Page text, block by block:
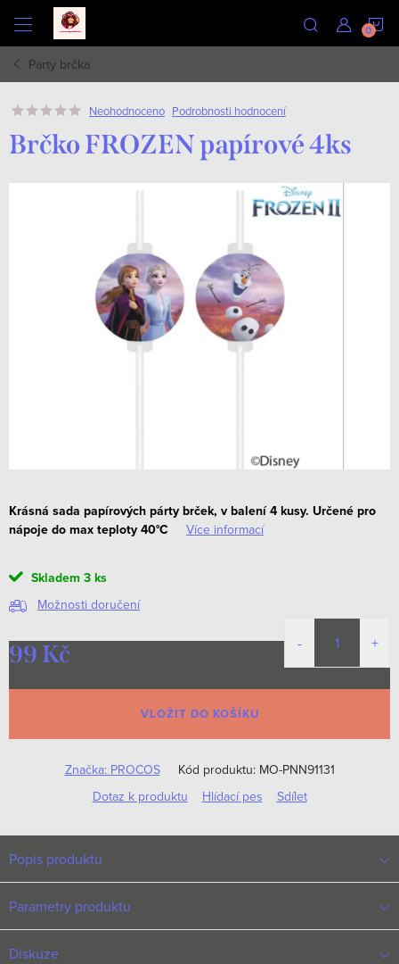
obsah
Party brčka
Neohodnoceno Podrobnosti hodnocení
Brčko FROZEN papírové 4ks
Krásná sada papírových párty brček, v balení 4 kusy. Určené pro
nápoje do max teploty 40°C
Více informací
Skladem 3 ks
Možnosti doručení
99 Kč
cena:
VLOŽIT DO KOŠÍKU
Značka: PROCOS Kód produktu: MO-PNN91131
Dotaz k produktu
Hlídací pes Sdílet
Popis produktu
Parametry produktu
Diskuze